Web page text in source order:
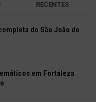
RECENTES
do São João de
em Fortaleza